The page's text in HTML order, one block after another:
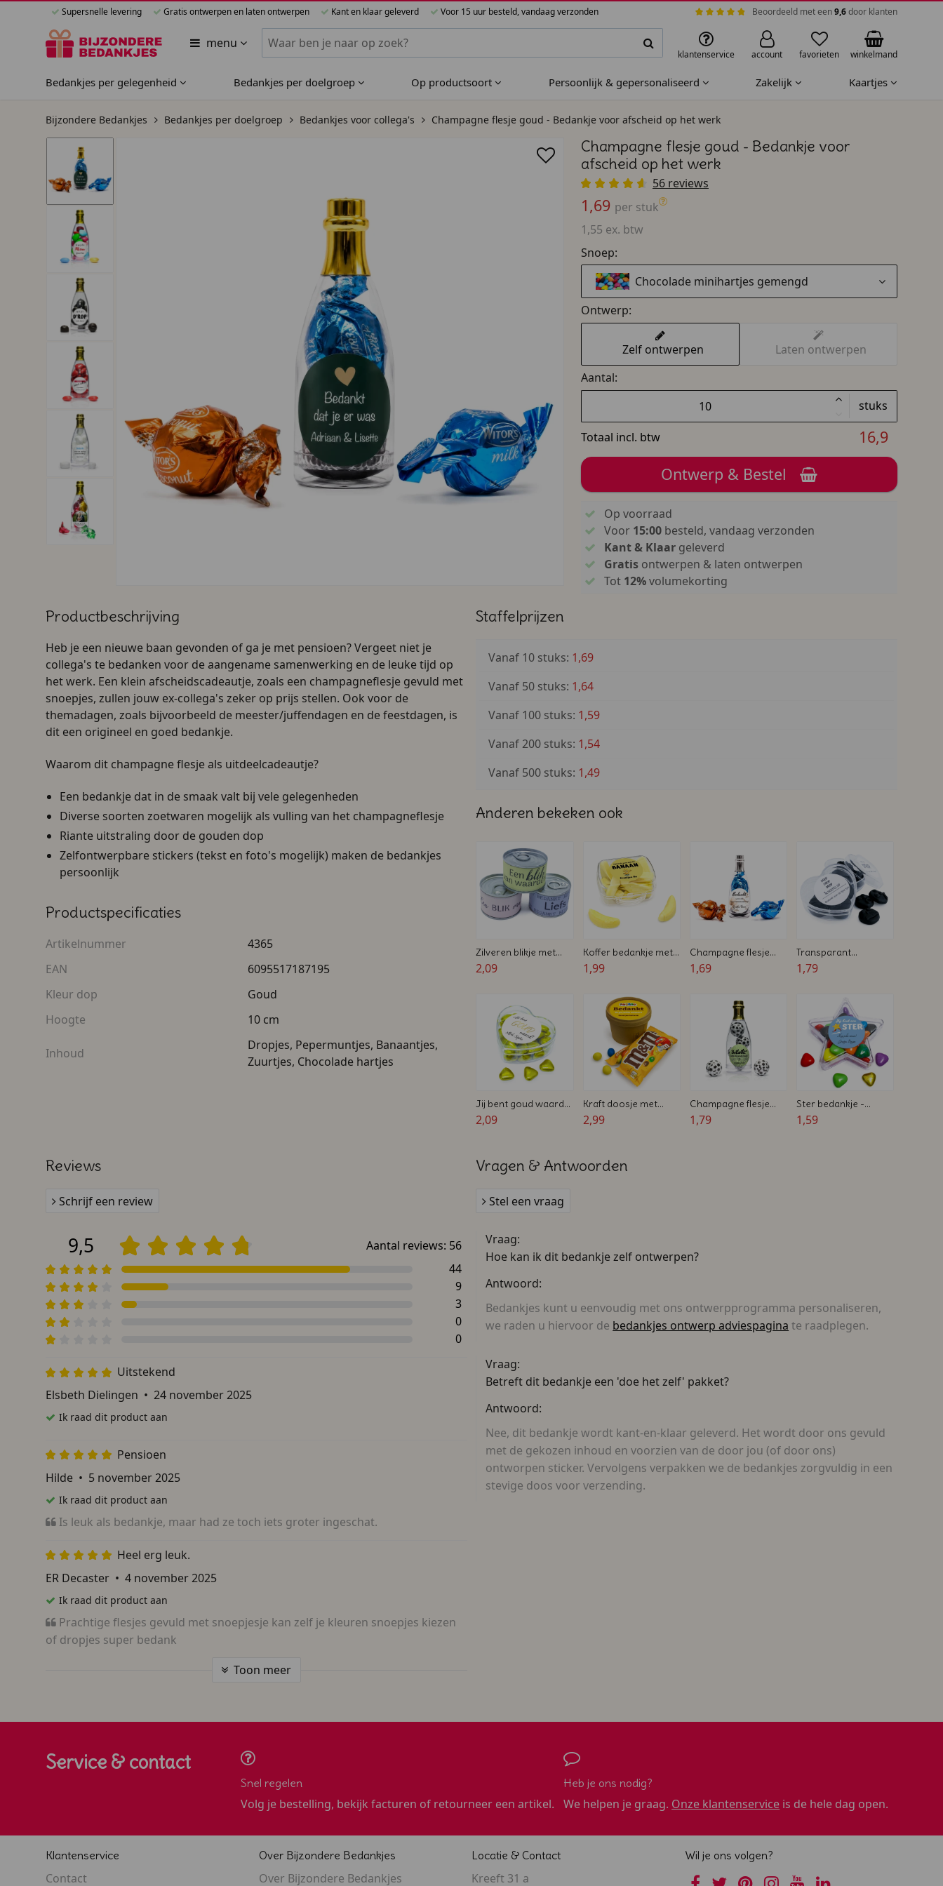
Supersnelle levering Gratis ontwerpen en laten ontwerpen Kant en klaar geleverd Voor 15 uur besteld, vandaag verzonden Beoordeeld met een9,6door klanten
menu Zoeken binnen Bijzondere Bedankjes
klantenservice account favorieten winkelmand
Bedankjes per gelegenheid Bedankjes per doelgroep Op productsoort Persoonlijk & gepersonaliseerd Zakelijk Kaartjes
Bijzondere Bedankjes Bedankjes per doelgroep Bedankjes voor collega's Champagne flesje goud - Bedankje voor afscheid op het werk
Champagne flesje goud - Bedankje voor
afscheid op het werk
56 reviews
1,69 per stuk
1,55 ex. btw
Snoep:
Chocolade minihartjes gemengd
Ontwerp:
Zelf ontwerpen
Laten ontwerpen
Aantal:
stuks
Totaal incl. btw
16,9
Ontwerp & Bestel
Op voorraad
Voor 15:00besteld, vandaag verzonden
Kant & Klaargeleverd
Gratisontwerpen & laten ontwerpen
Tot 12%volumekorting
Productbeschrijving
Heb je een nieuwe baan gevonden of ga je met pensioen? Vergeet niet je
collega's te bedanken voor de aangename samenwerking en de leuke tijd op
het werk. Een klein afscheidscadeautje, zoals een champagneflesje gevuld met
snoepjes, zullen jouw ex-collega's zeker op prijs stellen. Ook voor de
themadagen, zoals bijvoorbeeld de meester/juffendagen en de feestdagen, is
dit een origineel en goed bedankje.
Waarom dit champagne flesje als uitdeelcadeautje?
Een bedankje dat in de smaak valt bij vele gelegenheden
Diverse soorten zoetwaren mogelijk als vulling van het champagneflesje
Riante uitstraling door de gouden dop
Zelfontwerpbare stickers (tekst en foto's mogelijk) maken de bedankjes
persoonlijk
Productspecificaties
Artikelnummer
4365
EAN
6095517187195
Kleur dop
Goud
Hoogte
10 cm
Inhoud
Dropjes, Pepermuntjes, Banaantjes,
Zuurtjes, Chocolade hartjes
Staffelprijzen
Vanaf 10 stuks: 1,69
Vanaf 50 stuks: 1,64
Vanaf 100 stuks: 1,59
Vanaf 200 stuks: 1,54
Vanaf 500 stuks: 1,49
Anderen bekeken ook
Zilveren blikje met
lipje - Gevuld met
2,09
Koffer bedankje met
snoep
1,99
Champagne flesje
zilver -
1,69
Transparant
Hartendoosje -
1,79
Jij bent goud waard
Bedankje -
2,09
Kraft doosje met
M&M's - 250 ml -
2,99
Champagne flesje
gevuld met
1,79
Ster bedankje -
Afscheid bedankje
1,59
Reviews
Schrijf een review
9,5 Aantal reviews: 56
44
9
3
0
0
Uitstekend
Elsbeth Dielingen • 24 november 2025
Ik raad dit product aan
Pensioen
Hilde • 5 november 2025
Ik raad dit product aan
Is leuk als bedankje, maar had ze toch iets groter ingeschat.
Heel erg leuk.
ER Decaster • 4 november 2025
Ik raad dit product aan
Prachtige flesjes gevuld met snoepjesje kan zelf je kleuren snoepjes kiezen
of dropjes super bedank
Toon meer
Vragen & Antwoorden
Stel een vraag
Vraag:
Hoe kan ik dit bedankje zelf ontwerpen?
Antwoord:
Bedankjes kunt u eenvoudig met ons ontwerpprogramma personaliseren,
we raden u hiervoor de bedankjes ontwerp adviespagina te raadplegen.
Vraag:
Betreft dit bedankje een 'doe het zelf' pakket?
Antwoord:
Nee, dit bedankje wordt kant-en-klaar geleverd. Het wordt door ons gevuld
met de gekozen inhoud en voorzien van de door jou (of door ons)
ontworpen sticker. Vervolgens verpakken we de bedankjes zorgvuldig in een
stevige doos voor verzending.
Service & contact
Snel regelen
Volg je bestelling, bekijk facturen of retourneer een artikel.
Heb je ons nodig?
We helpen je graag. Onze klantenservice is de hele dag open.
Klantenservice
Contact
Over Bijzondere Bedankjes
Over Bijzondere Bedankjes
Locatie & Contact
Kreeft 31 a
Wil je ons volgen?